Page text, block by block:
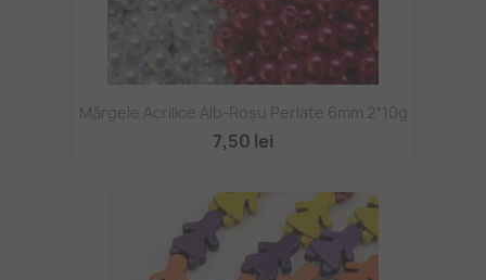
Mărgele Acrilice Alb-Roșu Perlate 6mm 2*10g
7,50 lei